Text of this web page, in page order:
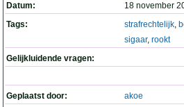
Datum:
18 november
Tags:
strafrechtelijk,
sigaar, rookt
Gelijkluidende vragen:
Geplaatst door: akoe